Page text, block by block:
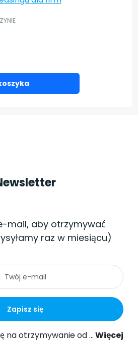
mail, aby otrzymywać
raz w miesiącu)
Zapisz się
drogą elektroniczną (na podany adres e-mail) w celach marketingowych, zgodnie z art. 398 ustawy z dnia 12 lipca 2024 r. Prawo Komunikacji Elektronicznej. Więcej